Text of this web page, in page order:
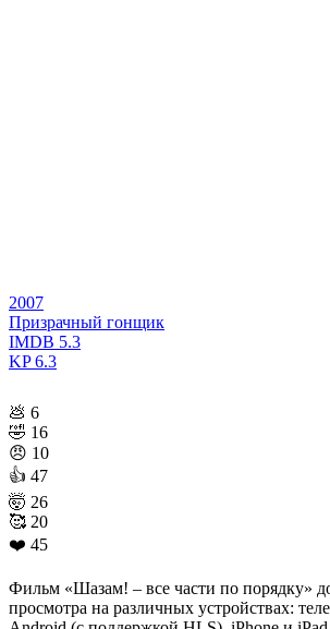
2007
Призрачный гонщик
IMDB 5.3
KP6.3
💩 6
🤣 16
😠 10
👍 47
🤯 26
🥰 20
❤️ 45
Фильм «Шазам! – все части по порядку»
просмотра на различных устройствах: